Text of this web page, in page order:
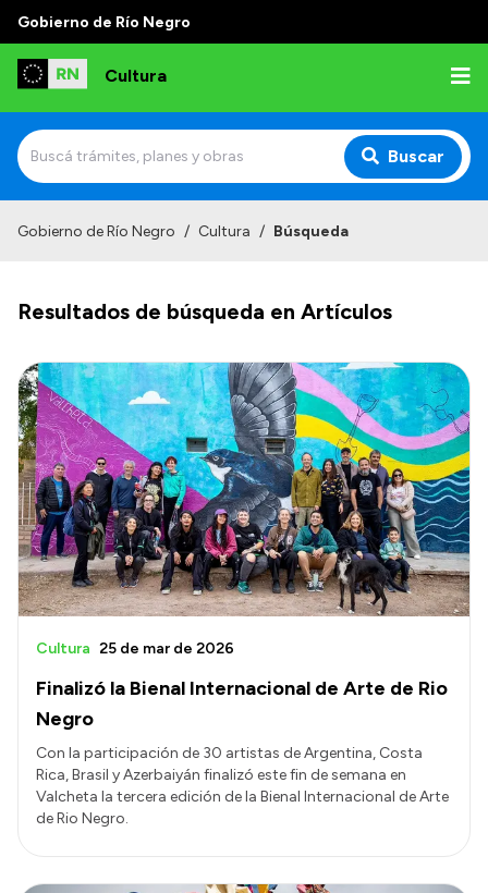
Gobierno de Río Negro
Cultura
Buscar
Funciones
Autoridades
Delegaciones
Normativa
Transparencia
Presupuesto
Boletín Oficial
Compras y licitaciones
Consulta de pago a proveedores
Convocatorias
Intranet
Login
Gobierno de Río Negro / Cultura / Búsqueda
Resultados de búsqueda en Artículos
Finalizó la Bienal Internacional de Arte de Rio
Negro
Cultura 25 de mar de 2026
Con la participación de 30 artistas de Argentina, Costa
Rica, Brasil y Azerbaiyán finalizó este fin de semana en
Valcheta la tercera edición de la Bienal Internacional de Arte
de Rio Negro.